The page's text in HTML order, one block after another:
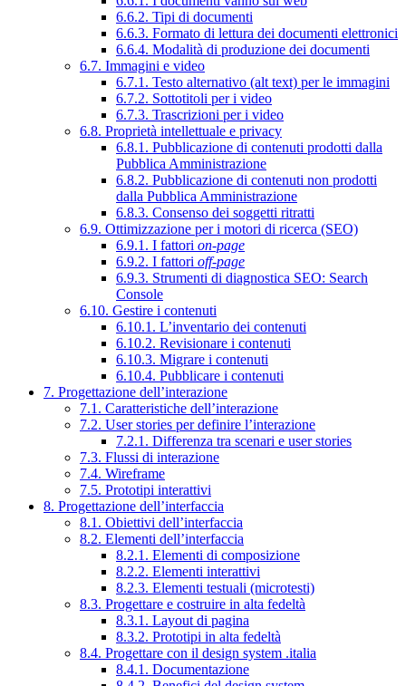
6.6.2. Tipi di documenti
6.6.3. Formato di lettura dei documenti elettronici
6.6.4. Modalità di produzione dei documenti
6.7. Immagini e video
6.7.1. Testo alternativo (alt text) per le immagini
6.7.2. Sottotitoli per i video
6.7.3. Trascrizioni per i video
6.8. Proprietà intellettuale e privacy
6.8.1. Pubblicazione di contenuti prodotti dalla
Pubblica Amministrazione
6.8.2. Pubblicazione di contenuti non prodotti
dalla Pubblica Amministrazione
6.8.3. Consenso dei soggetti ritratti
6.9. Ottimizzazione per i motori di ricerca (SEO)
6.9.1. I fattori on-page
6.9.2. I fattori off-page
6.9.3. Strumenti di diagnostica SEO: Search
Console
6.10. Gestire i contenuti
6.10.1. L’inventario dei contenuti
6.10.2. Revisionare i contenuti
6.10.3. Migrare i contenuti
6.10.4. Pubblicare i contenuti
7. Progettazione dell’interazione
7.1. Caratteristiche dell’interazione
7.2. User stories per definire l’interazione
7.2.1. Differenza tra scenari e user stories
7.3. Flussi di interazione
7.4. Wireframe
7.5. Prototipi interattivi
8. Progettazione dell’interfaccia
8.1. Obiettivi dell’interfaccia
8.2. Elementi dell’interfaccia
8.2.1. Elementi di composizione
8.2.2. Elementi interattivi
8.2.3. Elementi testuali (microtesti)
8.3. Progettare e costruire in alta fedeltà
8.3.1. Layout di pagina
8.3.2. Prototipi in alta fedeltà
8.4. Progettare con il design system .italia
8.4.1. Documentazione